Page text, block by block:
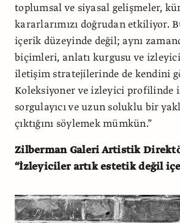
toplumsal ve siyasal gelişmeler,
kararlarımızı doğrudan etkiliyor.
içerik düzeyinde değil; aynı
biçimleri, anlatı kurgusu ve
iletişim stratejilerinde de kendini
Koleksiyoner ve izleyici profilinde
sorgulayıcı ve uzun soluklu bir
çıktığını söylemek mümkün.”
Zilberman Galeri Artistik
“İzleyiciler artık estetik değil